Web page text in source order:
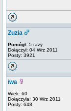
Zuzia
Pomógł: 5 razy
Dołączył: 04 Wrz 2011
Posty: 3921
iwa
Wiek: 60
Dołączyła: 30 Wrz 2011
Posty: 648